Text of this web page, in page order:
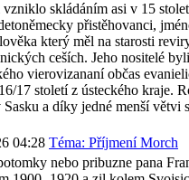
skládáním asi v 15
přistěhovanci,
který měl na starosti
ceších. Jeho nositelé
vierovizananí občas
17 století z ústeckého kraje.
a díky jedné menší větvi
04:28 Téma: Příjmení Morch
nebo pribuzne pana